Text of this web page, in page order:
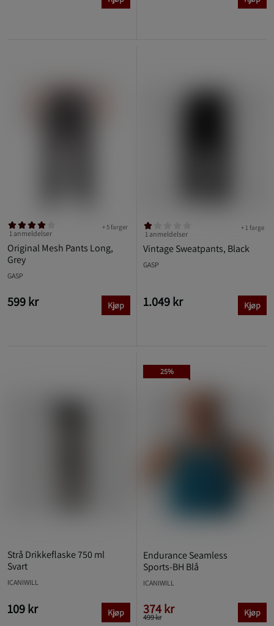
Original Mesh Pants Long,
Grey
+ 5 farger
1 anmeldelser
GASP
599 kr Kjøp
Vintage Sweatpants, Black
+ 1 farge
1 anmeldelser
GASP
1.049 kr Kjøp
Strå Drikkeflaske 750 ml
Svart
ICANIWILL
109 kr Kjøp
25%
Endurance Seamless
Sports-BH Blå
ICANIWILL
374 kr
499 kr Kjøp